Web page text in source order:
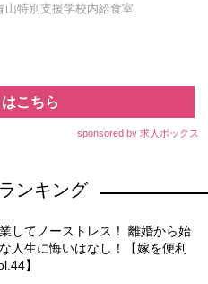
特別支援学校内給食室
こちら
sponsored by 求人ボックス
ンキング
してノーストレス！ 離婚から始
人生に悔いはなし！【嫁を便利
】